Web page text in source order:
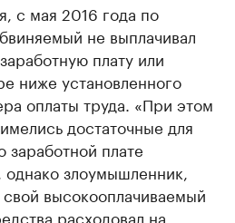
с мая 2016 года по
не выплачивал
плату или
ниже установленного
оплаты труда. «При этом
достаточные для
заработной плате
злоумышленник,
высокооплачиваемый
расходовал на